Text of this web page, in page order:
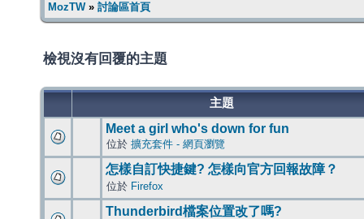
MozTW» 討論區首頁
檢視沒有回覆的主題
主題
Meet a girl who's down for fun
位於 擴充套件 - 網頁瀏覽
怎樣自訂快捷鍵? 怎樣向官方回報故障？
位於 Firefox
Thunderbird檔案位置改了嗎?